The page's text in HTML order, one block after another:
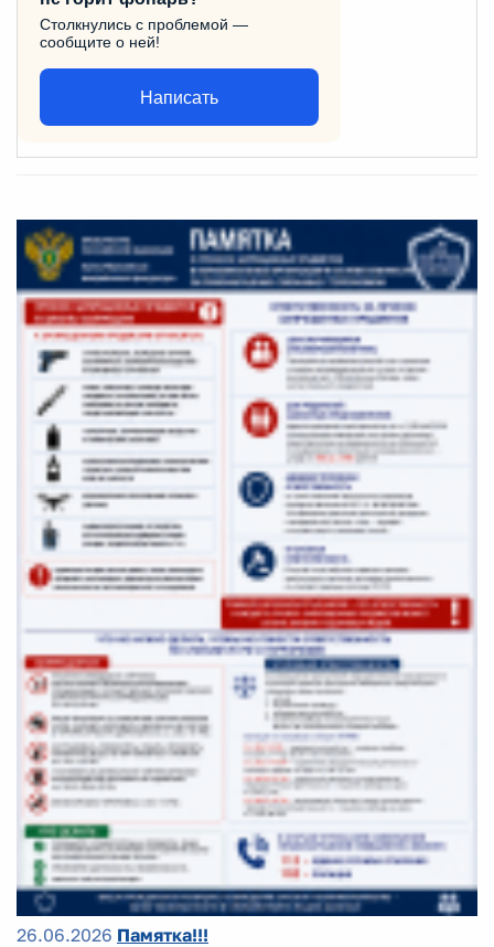
Столкнулись с проблемой —
сообщите о ней!
Написать
26.06.2026 Памятка!!!